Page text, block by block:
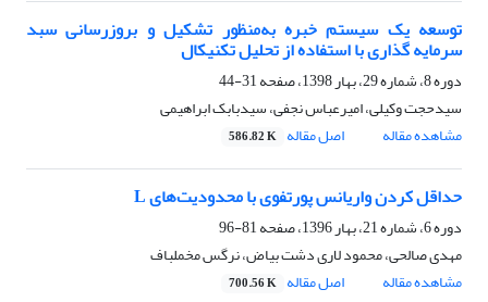
توسعه یک سیستم خبره به‌منظور تشکیل و بروزرسانی سبد
سرمایه گذاری با استفاده از تحلیل تکنیکال
دوره 8، شماره 29، بهار 1398، صفحه
31-44
سیدحجت وکیلی، امیرعباس نجفی، سیدبابک ابراهیمی
مشاهده مقاله
اصل مقاله 586.82 K
حداقل کردن واریانس پورتفوی با محدودیت‌های L
دوره 6، شماره 21، بهار 1396، صفحه
81-96
مهدی صالحی، محمود لاری دشت بیاض، نرگس مخملباف
مشاهده مقاله
اصل مقاله 700.56 K